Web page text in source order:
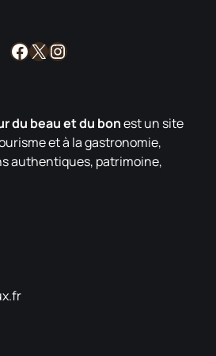
Facebook
X Instagram
du beau et du bonest un site
et à la gastronomie,
authentiques, patrimoine,